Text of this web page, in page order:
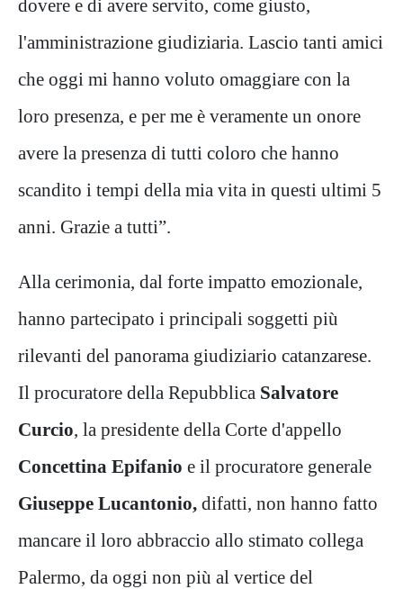
dovere e di avere servito, come giusto,
l'amministrazione giudiziaria. Lascio tanti amici
che oggi mi hanno voluto omaggiare con la
loro presenza, e per me è veramente un onore
avere la presenza di tutti coloro che hanno
scandito i tempi della mia vita in questi ultimi 5
anni. Grazie a tutti”.
Alla cerimonia, dal forte impatto emozionale,
hanno partecipato i principali soggetti più
rilevanti del panorama giudiziario catanzarese.
Il procuratore della Repubblica Salvatore
Curcio, la presidente della Corte d'appello
Concettina Epifanio e il procuratore generale
Giuseppe Lucantonio, difatti, non hanno fatto
mancare il loro abbraccio allo stimato collega
Palermo, da oggi non più al vertice del